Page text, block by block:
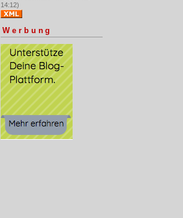
14:12)
Werbung